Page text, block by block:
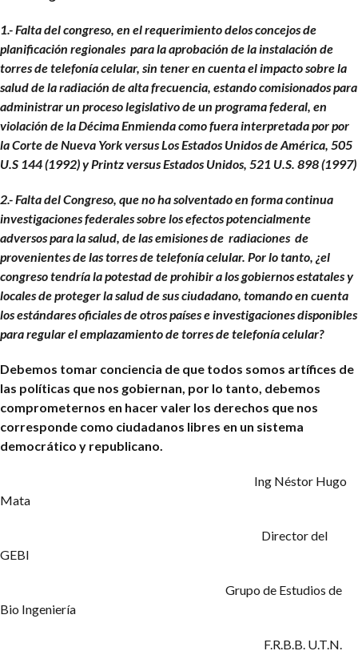
1.- Falta del congreso, en el requerimiento delos concejos de
planificación regionales para la aprobación de la instalación de
torres de telefonía celular, sin tener en cuenta el impacto sobre la
salud de la radiación de alta frecuencia, estando comisionados para
administrar un proceso legislativo de un programa federal, en
violación de la Décima Enmienda como fuera interpretada por por
la Corte de Nueva York versus Los Estados Unidos de América, 505
U.S 144 (1992) y Printz versus Estados Unidos, 521 U.S. 898 (1997)
2.- Falta del Congreso, que no ha solventado en forma continua
investigaciones federales sobre los efectos potencialmente
adversos para la salud, de las emisiones de radiaciones de
provenientes de las torres de telefonía celular. Por lo tanto, ¿el
congreso tendría la potestad de prohibir a los gobiernos estatales y
locales de proteger la salud de sus ciudadano, tomando en cuenta
los estándares oficiales de otros países e investigaciones disponibles
para regular el emplazamiento de torres de telefonía celular?
Debemos tomar conciencia de que todos somos artífices de
las políticas que nos gobiernan, por lo tanto, debemos
comprometernos en hacer valer los derechos que nos
corresponde como ciudadanos libres en un sistema
democrático y republicano.
Ing Néstor Hugo
Mata
Director del
GEBI
Grupo de Estudios de
Bio Ingeniería
F.R.B.B. U.T.N.